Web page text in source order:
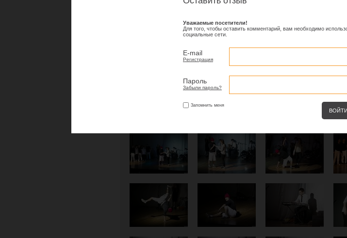
Уважаемые посетители!
Для того, чтобы оставить комментарий, вам необходимо
социальные сети.
E-mail
Регистрация
Пароль
Забыли пароль?
Запомнить меня